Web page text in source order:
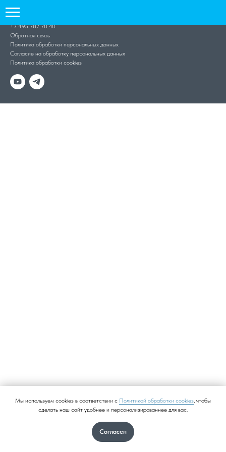
Мы используем cookies в соответствии с Политикой обработки cookies, чтобы
сделать наш сайт удобнее и персонализированнее для вас.
Согласен
1991–2021 ©
+7 495 787 70 40
Обратная связь
Политика обработки персональных данных
Согласие на обработку персональных данных
Политика обработки cookies